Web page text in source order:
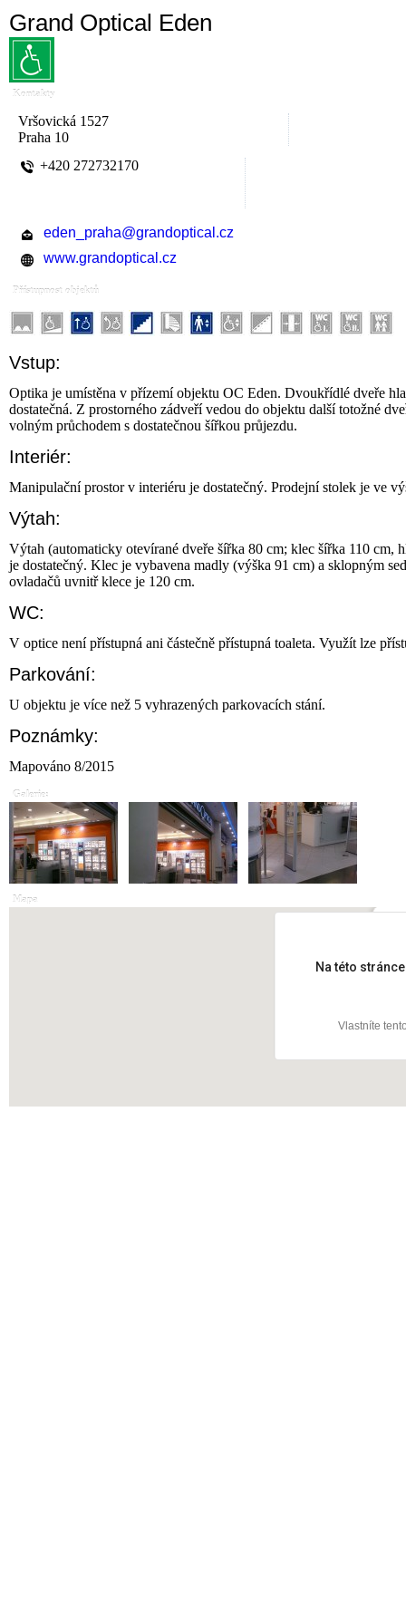
Grand Optical Eden
Kontakty
Vršovická 1527
Praha 10
+420 272732170
eden_praha@grandoptical.cz
www.grandoptical.cz
Přístupnost objektů
Vstup:
Optika je umístěna v přízemí objektu OC Eden. Dvoukřídlé dveře
dostatečná. Z prostorného zádveří vedou do objektu další totožné
volným průchodem s dostatečnou šířkou průjezdu.
Interiér:
Manipulační prostor v interiéru je dostatečný. Prodejní stolek je ve
Výtah:
Výtah (automaticky otevírané dveře šířka 80 cm; klec šířka 110
je dostatečný. Klec je vybavena madly (výška 91 cm) a sklopným
ovladačů uvnitř klece je 120 cm.
WC:
V optice není přístupná ani částečně přístupná toaleta. Využít lze
Parkování:
U objektu je více než 5 vyhrazených parkovacích stání.
Poznámky:
Mapováno 8/2015
Galerie:
Mapa
Na této
Vlastníte